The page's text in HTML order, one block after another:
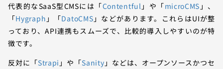
代表的なSaaS型CMSには「Contentful 」や「microCMS 」、
「Hygraph 」「DatoCMS 」などがあります。これらはUIが整
っており、API連携もスムーズで、比較的導入しやすいのが特
徴です。
反対に「Strapi 」や「Sanity 」などは、オープンソースかつセ